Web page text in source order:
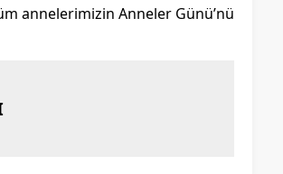
annelerimizin Anneler Günü’nü